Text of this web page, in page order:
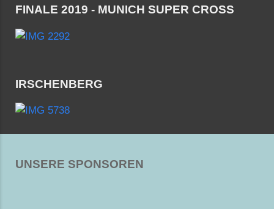
FINALE 2019 - MUNICH SUPER CROSS
IRSCHENBERG
UNSERE SPONSOREN